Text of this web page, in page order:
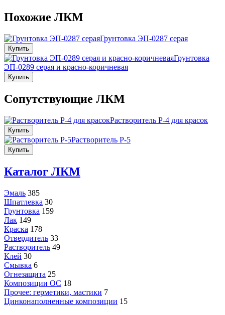
Похожие ЛКМ
Грунтовка ЭП-0287 серая
Купить
Грунтовка
ЭП-0289 серая и красно-коричневая
Купить
Сопутствующие ЛКМ
Растворитель Р-4 для красок
Купить
Растворитель Р-5
Купить
Каталог ЛКМ
Эмаль 385
Шпатлевка 30
Грунтовка 159
Лак 149
Краска 178
Отвердитель 33
Растворитель 49
Клей 30
Смывка 6
Огнезащита 25
Композиции ОС 18
Прочее: герметики, мастики 7
Цинконаполненные композиции 15